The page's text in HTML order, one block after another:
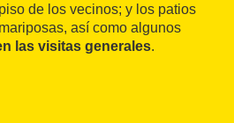
de los vecinos; y los patios
así como algunos
las visitas generales.